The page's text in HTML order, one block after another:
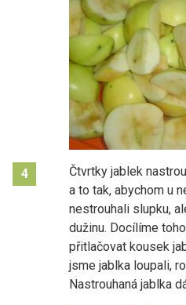
4
Čtvrtky jablek
a to tak, abychom u
nestrouhali slupku,
dužinu. Docílíme
přitlačovat kousek
jsme jablka loupali,
Nastrouhaná jablka